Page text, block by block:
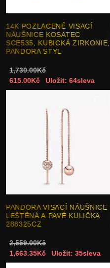
14K POZLACENÉ VISACÍ
NÁUŠNICE KOSATEC
SCE535, KUBICKÁ ZIRKONIE,
PANDORA STYL
1,730.00Kč
615.00Kč
Uložit: 64sleva
PANDORA VISACÍ NÁUŠNICE
LEŠTĚNÁ A PAVÉ KULIČKA
288325CZ
2,559.00Kč
1,663.35Kč
Uložit: 35sleva